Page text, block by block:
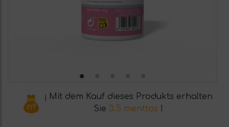
¡ Mit dem Kauf dieses Produkts erhalten
Sie 3.5 menttos !